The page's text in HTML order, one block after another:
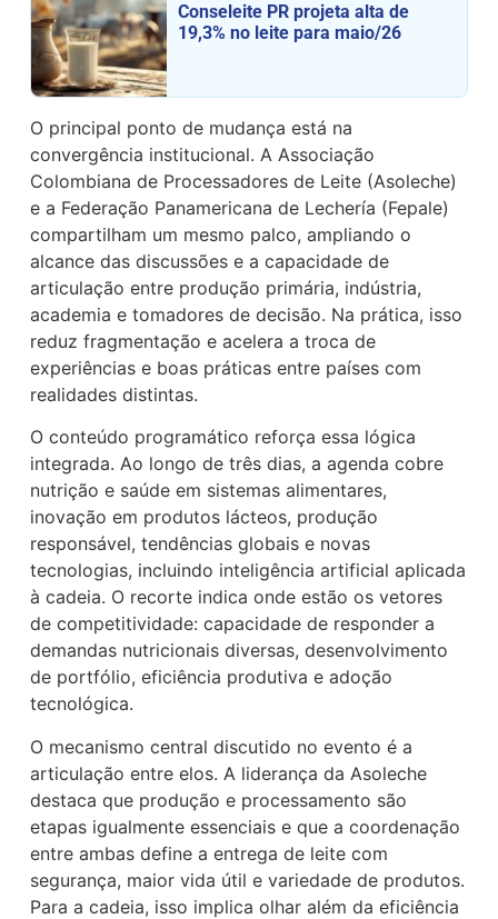
Conseleite PR projeta alta de
19,3% no leite para maio/26
O principal ponto de mudança está na
convergência institucional. A Associação
Colombiana de Processadores de Leite (Asoleche)
e a Federação Panamericana de Lechería (Fepale)
compartilham um mesmo palco, ampliando o
alcance das discussões e a capacidade de
articulação entre produção primária, indústria,
academia e tomadores de decisão. Na prática, isso
reduz fragmentação e acelera a troca de
experiências e boas práticas entre países com
realidades distintas.
O conteúdo programático reforça essa lógica
integrada. Ao longo de três dias, a agenda cobre
nutrição e saúde em sistemas alimentares,
inovação em produtos lácteos, produção
responsável, tendências globais e novas
tecnologias, incluindo inteligência artificial aplicada
à cadeia. O recorte indica onde estão os vetores
de competitividade: capacidade de responder a
demandas nutricionais diversas, desenvolvimento
de portfólio, eficiência produtiva e adoção
tecnológica.
O mecanismo central discutido no evento é a
articulação entre elos. A liderança da Asoleche
destaca que produção e processamento são
etapas igualmente essenciais e que a coordenação
entre ambas define a entrega de leite com
segurança, maior vida útil e variedade de produtos.
Para a cadeia, isso implica olhar além da eficiência